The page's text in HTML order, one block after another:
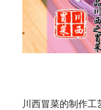
川西冒菜的制作